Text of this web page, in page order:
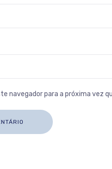
navegador para a próxima vez